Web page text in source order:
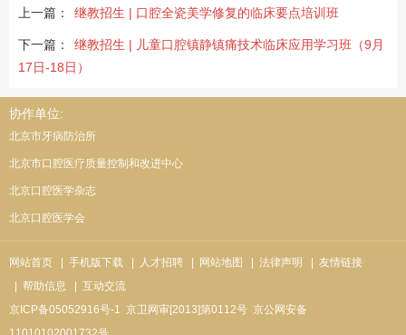
上一篇： 继教招生 | 口腔全瓷美学修复的临床要点培训班
下一篇：
继教招生 | 儿童口腔镇静镇痛技术临床应用学习班（9月
17日-18日）
协作单位:
北京市牙病防治所
北京市口腔医疗质量控制和改进中心
北京口腔医学杂志
北京口腔医学会
网站首页 | 手机版下载 | 人才招聘 | 网站地图 | 法律声明
| 友情链接
| 帮助信息
| 互动交流
京ICP备05052916号-1 京卫网审[2013]第0112号 京公网安备